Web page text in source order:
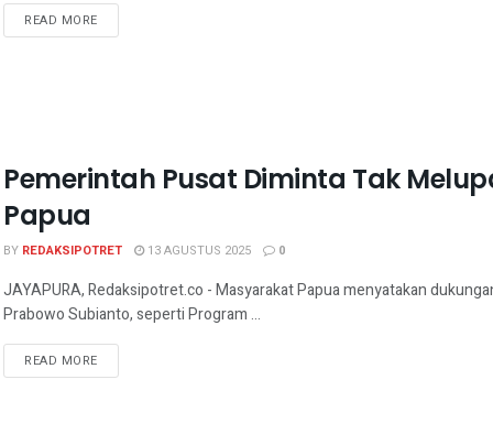
READ MORE
Pemerintah Pusat Diminta Tak
Papua
BY REDAKSIPOTRET 13 AGUSTUS 2025 0
JAYAPURA, Redaksipotret.co - Masyarakat Papua menyatakan
Prabowo Subianto, seperti Program ...
READ MORE